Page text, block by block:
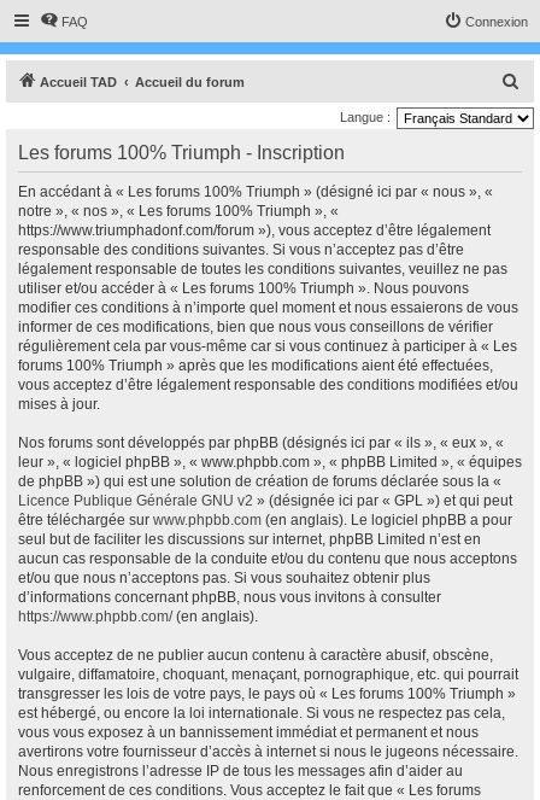
FAQ Connexion
Accueil TAD Accueil du forum
e
Langue :
Les forums 100% Triumph - Inscription
En accédant à « Les forums 100% Triumph » (désigné ici par « nous », «
notre », « nos », « Les forums 100% Triumph », «
https://www.triumphadonf.com/forum »), vous acceptez d’être légalement
responsable des conditions suivantes. Si vous n’acceptez pas d’être
légalement responsable de toutes les conditions suivantes, veuillez ne pas
utiliser et/ou accéder à « Les forums 100% Triumph ». Nous pouvons
modifier ces conditions à n’importe quel moment et nous essaierons de vous
informer de ces modifications, bien que nous vous conseillons de vérifier
régulièrement cela par vous-même car si vous continuez à participer à « Les
forums 100% Triumph » après que les modifications aient été effectuées,
vous acceptez d’être légalement responsable des conditions modifiées et/ou
mises à jour.
Nos forums sont développés par phpBB (désignés ici par « ils », « eux », «
leur », « logiciel phpBB », « www.phpbb.com », « phpBB Limited », « équipes
de phpBB ») qui est une solution de création de forums déclarée sous la «
Licence Publique Générale GNU v2 » (désignée ici par « GPL ») et qui peut
être téléchargée sur www.phpbb.com (en anglais). Le logiciel phpBB a pour
seul but de faciliter les discussions sur internet, phpBB Limited n’est en
aucun cas responsable de la conduite et/ou du contenu que nous acceptons
et/ou que nous n’acceptons pas. Si vous souhaitez obtenir plus
d’informations concernant phpBB, nous vous invitons à consulter
https://www.phpbb.com/(en anglais).
Vous acceptez de ne publier aucun contenu à caractère abusif, obscène,
vulgaire, diffamatoire, choquant, menaçant, pornographique, etc. qui pourrait
transgresser les lois de votre pays, le pays où « Les forums 100% Triumph »
est hébergé, ou encore la loi internationale. Si vous ne respectez pas cela,
vous vous exposez à un bannissement immédiat et permanent et nous
avertirons votre fournisseur d’accès à internet si nous le jugeons nécessaire.
Nous enregistrons l’adresse IP de tous les messages afin d’aider au
renforcement de ces conditions. Vous acceptez le fait que « Les forums